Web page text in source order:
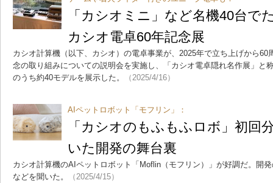
「カシオミニ」など名機40台
カシオ電卓60年記念展
カシオ計算機（以下、カシオ）の電卓事業が、2025年で立ち上げから60
念の取り組みについての説明会を実施し、「カシオ電卓隠れ名作展」と
のうち約40モデルを展示した。
（2025/4/16）
AIペットロボット「モフリン」：
「カシオのもふもふロボ」初
いた開発の舞台裏
カシオ計算機のAIペットロボット「Moflin（モフリン）」が好調だ。開
などを聞いた。
（2025/4/15）